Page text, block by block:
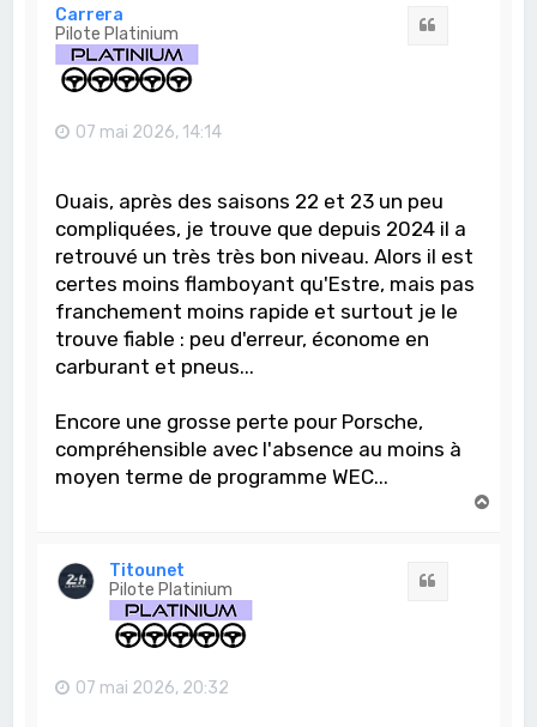
Carrera
Pilote Platinium
07 mai 2026, 14:14
Ouais, après des saisons 22 et 23 un peu
compliquées, je trouve que depuis 2024 il a
retrouvé un très très bon niveau. Alors il est
certes moins flamboyant qu'Estre, mais pas
franchement moins rapide et surtout je le
trouve fiable : peu d'erreur, économe en
carburant et pneus...
Encore une grosse perte pour Porsche,
compréhensible avec l'absence au moins à
moyen terme de programme WEC...
Titounet
Pilote Platinium
07 mai 2026, 20:32